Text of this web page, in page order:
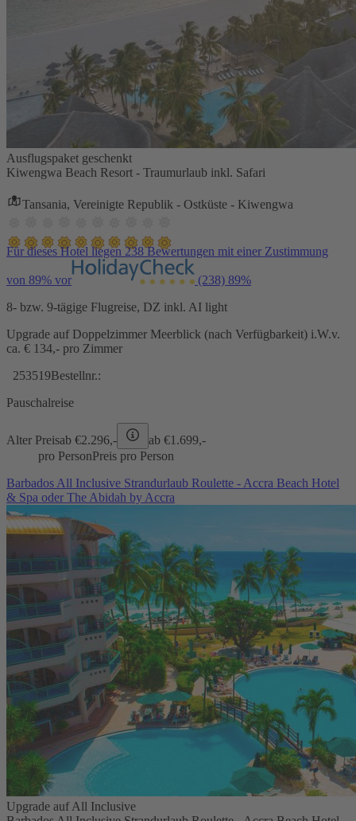
Ausflugspaket geschenkt
Kiwengwa Beach Resort - Traumurlaub inkl. Safari
Tansania, Vereinigte Republik - Ostküste - Kiwengwa
Für dieses Hotel liegen 238 Bewertungen mit einer Zustimmung
von 89% vor (238) 89%
8- bzw. 9-tägige Flugreise, DZ inkl. AI light
Upgrade auf Doppelzimmer Meerblick (nach Verfügbarkeit) i.W.v.
ca. € 134,- pro Zimmer
253519Bestellnr.:
Pauschalreise
Alter Preisab €2.296,- ab €1.699,-
pro PersonPreis pro Person
Barbados All Inclusive Strandurlaub Roulette - Accra Beach Hotel
& Spa oder The Abidah by Accra
Upgrade auf All Inclusive